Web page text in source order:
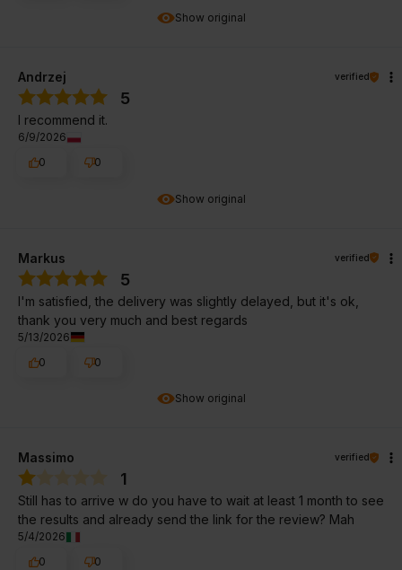
Show original
Show original
Andrzej verified
5
I recommend it.
6/9/2026
0
0
Show original
Markus verified
5
I'm satisfied, the delivery was slightly delayed, but it's ok,
thank you very much and best regards
5/13/2026
0
0
Massimo verified
1
Still has to arrive w do you have to wait at least 1 month to see
the results and already send the link for the review? Mah
5/4/2026
0
0